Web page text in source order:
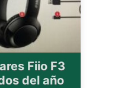
Fiio F3
del año